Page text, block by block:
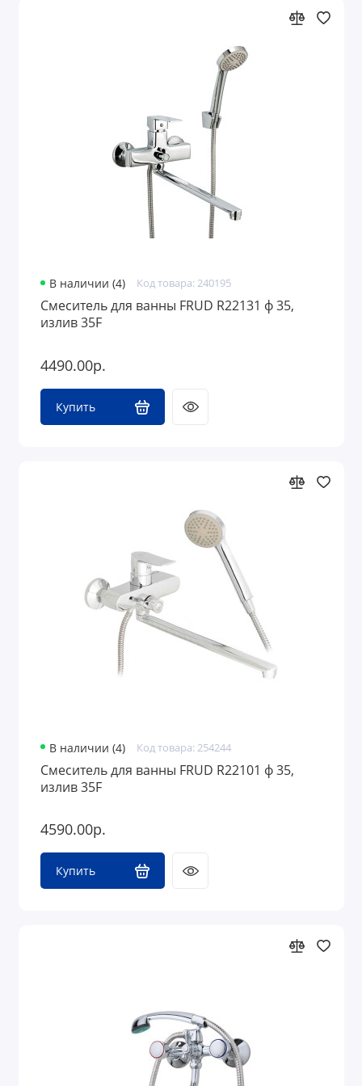
В наличии (4) Код товара: 240195
Смеситель для ванны FRUD R22131 ф 35,
излив 35F
4490.00р.
Купить
В наличии (4) Код товара: 254244
Смеситель для ванны FRUD R22101 ф 35,
излив 35F
4590.00р.
Купить